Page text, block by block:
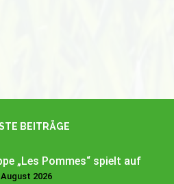
BEITRÄGE
„Les Pommes“ spielt auf
2026